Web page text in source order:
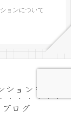
ョンについて
ョンをフル
ログ